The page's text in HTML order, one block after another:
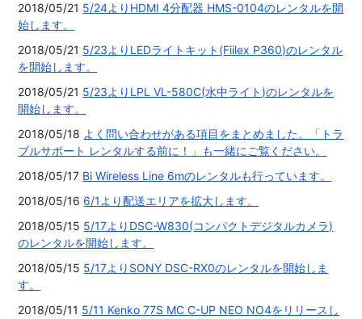
2018/05/21 5/24よりHDMI 4分配器 HMS-0104のレンタルを開
始します。
2018/05/21 5/23よりLEDライトキット(Fiilex P360)のレンタル
を開始します。
2018/05/21 5/23よりLPL VL-580C(水中ライト)のレンタルを
開始します。
2018/05/18 よく問い合わせがある項目をまとめました。「トラ
ブルサポート レンタルする前に！」も一緒にご覧ください。
2018/05/17 Bi Wireless Line 6mのレンタルも行っています。
2018/05/16 6/1より配送エリアを拡大します。
2018/05/15 5/17よりDSC-W830(コンパクトデジタルカメラ)
のレンタルを開始します。
2018/05/15 5/17よりSONY DSC-RX0のレンタルを開始しま
す。
2018/05/11 5/11 Kenko 77S MC C-UP NEO NO4をリリースし